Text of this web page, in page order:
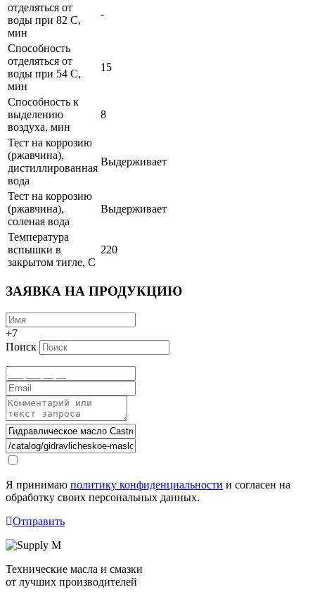
отделяться от
воды при 82 С,
мин
-
Способность
отделяться от
воды при 54 С,
мин
15
Способность к
выделению
воздуха, мин
8
Тест на коррозию
(ржавчина),
дистиллированная
вода
Выдерживает
Тест на коррозию
(ржавчина),
соленая вода
Выдерживает
Температура
вспышки в
закрытом тигле, С
220
ЗАЯВКА НА ПРОДУКЦИЮ
+7
Поиск
Я принимаю политику конфиденциальности и согласен на
обработку своих персональных данных.
Отправить
Технические масла и смазки
от лучших производителей